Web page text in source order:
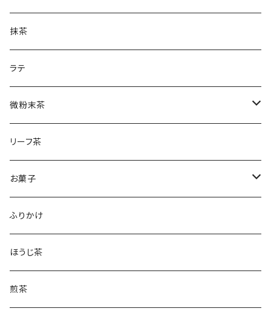
土山一晩ほうじティーバッグ
フィナンシェ
土山一晩ほうじ
微粉末ほうじ茶
微粉末和紅茶
新茶
刈下茶
水出しかぶせ茶
抹茶
ラテ
微粉末茶
かぶせ茶
ほうじ茶
和紅茶
リーフ茶
お菓子
フィナンシェ
ふりかけ
ほうじ茶
煎茶